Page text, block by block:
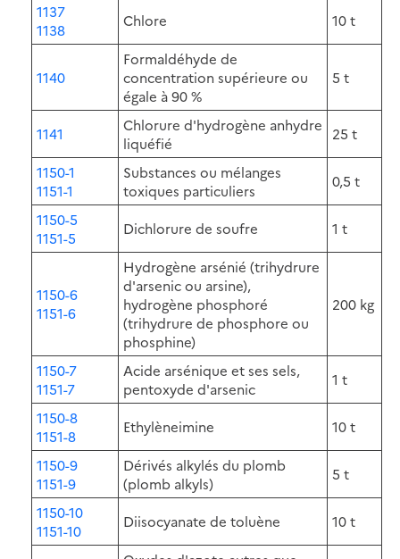
1137
1138
Chlore 10 t
1140
Formaldéhyde de
concentration supérieure ou
égale à 90 %
5 t
1141
Chlorure d'hydrogène anhydre
liquéfié
25 t
1150-1
1151-1
Substances ou mélanges
toxiques particuliers
0,5 t
1150-5
1151-5
Dichlorure de soufre 1 t
1150-6
1151-6
Hydrogène arsénié (trihydrure
d'arsenic ou arsine),
hydrogène phosphoré
(trihydrure de phosphore ou
phosphine)
200 kg
1150-7
1151-7
Acide arsénique et ses sels,
pentoxyde d'arsenic
1 t
1150-8
1151-8
Ethylèneimine 10 t
1150-9
1151-9
Dérivés alkylés du plomb
(plomb alkyls)
5 t
1150-10
1151-10
Diisocyanate de toluène 10 t